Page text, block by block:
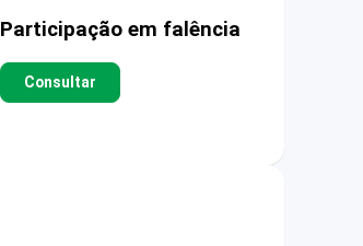
Participação em falência
Consultar